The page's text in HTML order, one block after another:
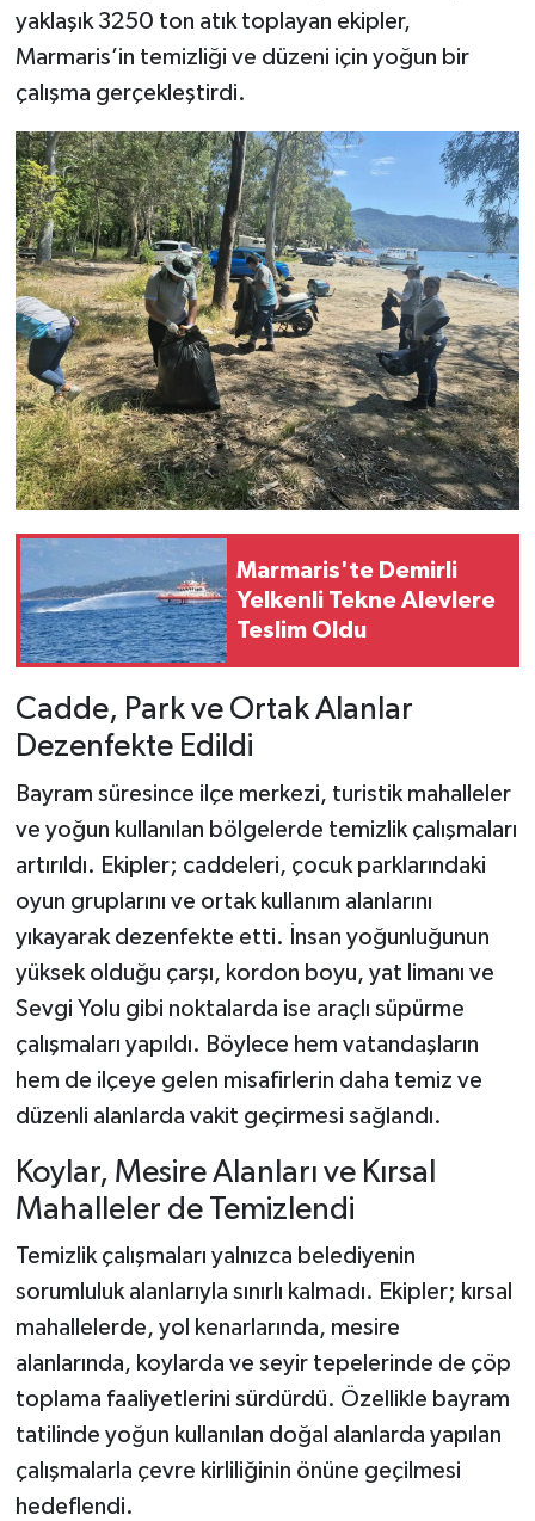
yaklaşık 3250 ton atık toplayan ekipler,
Marmaris’in temizliği ve düzeni için yoğun bir
çalışma gerçekleştirdi.
Marmaris'te Demirli
Yelkenli Tekne Alevlere
Teslim Oldu
Cadde, Park ve Ortak Alanlar
Dezenfekte Edildi
Bayram süresince ilçe merkezi, turistik mahalleler
ve yoğun kullanılan bölgelerde temizlik çalışmaları
artırıldı. Ekipler; caddeleri, çocuk parklarındaki
oyun gruplarını ve ortak kullanım alanlarını
yıkayarak dezenfekte etti. İnsan yoğunluğunun
yüksek olduğu çarşı, kordon boyu, yat limanı ve
Sevgi Yolu gibi noktalarda ise araçlı süpürme
çalışmaları yapıldı. Böylece hem vatandaşların
hem de ilçeye gelen misafirlerin daha temiz ve
düzenli alanlarda vakit geçirmesi sağlandı.
Koylar, Mesire Alanları ve Kırsal
Mahalleler de Temizlendi
Temizlik çalışmaları yalnızca belediyenin
sorumluluk alanlarıyla sınırlı kalmadı. Ekipler; kırsal
mahallelerde, yol kenarlarında, mesire
alanlarında, koylarda ve seyir tepelerinde de çöp
toplama faaliyetlerini sürdürdü. Özellikle bayram
tatilinde yoğun kullanılan doğal alanlarda yapılan
çalışmalarla çevre kirliliğinin önüne geçilmesi
hedeflendi.